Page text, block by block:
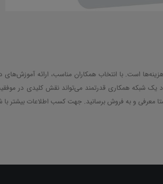
است. با انتخاب همکاران مناسب، ارائه آموزش‌های
یک شبکه همکاری قدرتمند می‌تواند نقش کلیدی در
برسانید. جهت کسب اطلاعات بیشتر با شماره 9106105867 تماس